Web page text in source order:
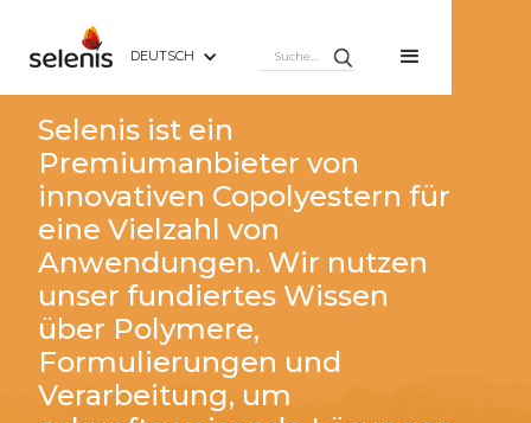
DEUTSCH
Selenis ist ein
Premiumanbieter von
innovativen Copolyestern für
eine Vielzahl von
Anwendungen. Wir nutzen
unser fundiertes Wissen
über Polymere,
Formulierungen und
Verarbeitung, um